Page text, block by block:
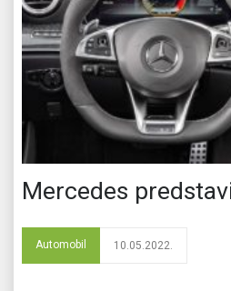
Mercedes
Automobil 10.05.2022.